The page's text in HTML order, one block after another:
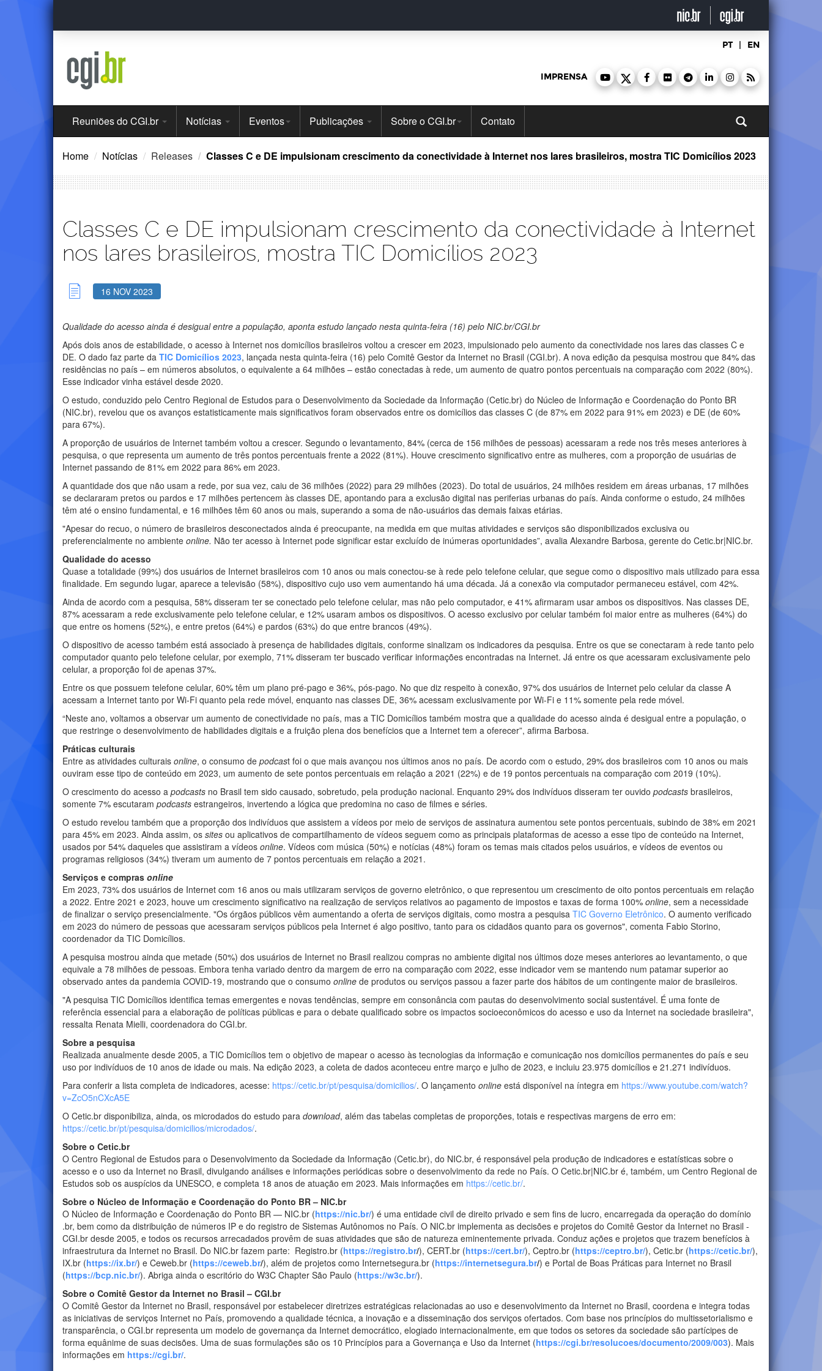
Ir
o
PT | EN
IMPRENSA
Menu
Principal
Reuniões do CGI.br Notícias Eventos Publicações Sobre o CGI.br Contato
Home Notícias Releases Classes C e DE impulsionam crescimento da conectividade à Internet nos lares brasileiros, mostra TIC Domicílios 2023
Classes C e DE impulsionam crescimento da conectividade à Internet
nos lares brasileiros, mostra TIC Domicílios 2023
16 NOV 2023
Qualidade do acesso ainda é desigual entre a população, aponta estudo lançado nesta quinta-feira (16) pelo NIC.br/CGI.br
Após dois anos de estabilidade, o acesso à Internet nos domicílios brasileiros voltou a crescer em 2023, impulsionado pelo aumento da conectividade nos lares das classes C e
DE. O dado faz parte da TIC Domicílios 2023, lançada nesta quinta-feira (16) pelo Comitê Gestor da Internet no Brasil (CGI.br). A nova edição da pesquisa mostrou que 84% das
residências no país – em números absolutos, o equivalente a 64 milhões – estão conectadas à rede, um aumento de quatro pontos percentuais na comparação com 2022 (80%).
Esse indicador vinha estável desde 2020.
O estudo, conduzido pelo Centro Regional de Estudos para o Desenvolvimento da Sociedade da Informação (Cetic.br) do Núcleo de Informação e Coordenação do Ponto BR
(NIC.br), revelou que os avanços estatisticamente mais significativos foram observados entre os domicílios das classes C (de 87% em 2022 para 91% em 2023) e DE (de 60%
para 67%).
A proporção de usuários de Internet também voltou a crescer. Segundo o levantamento, 84% (cerca de 156 milhões de pessoas) acessaram a rede nos três meses anteriores à
pesquisa, o que representa um aumento de três pontos percentuais frente a 2022 (81%). Houve crescimento significativo entre as mulheres, com a proporção de usuárias de
Internet passando de 81% em 2022 para 86% em 2023.
A quantidade dos que não usam a rede, por sua vez, caiu de 36 milhões (2022) para 29 milhões (2023). Do total de usuários, 24 milhões residem em áreas urbanas, 17 milhões
se declararam pretos ou pardos e 17 milhões pertencem às classes DE, apontando para a exclusão digital nas periferias urbanas do país. Ainda conforme o estudo, 24 milhões
têm até o ensino fundamental, e 16 milhões têm 60 anos ou mais, superando a soma de não-usuários das demais faixas etárias.
"Apesar do recuo, o número de brasileiros desconectados ainda é preocupante, na medida em que muitas atividades e serviços são disponibilizados exclusiva ou
preferencialmente no ambiente online. Não ter acesso à Internet pode significar estar excluído de inúmeras oportunidades”, avalia Alexandre Barbosa, gerente do Cetic.br|NIC.br.
Qualidade do acesso
Quase a totalidade (99%) dos usuários de Internet brasileiros com 10 anos ou mais conectou-se à rede pelo telefone celular, que segue como o dispositivo mais utilizado para essa
finalidade. Em segundo lugar, aparece a televisão (58%), dispositivo cujo uso vem aumentando há uma década. Já a conexão via computador permaneceu estável, com 42%.
Ainda de acordo com a pesquisa, 58% disseram ter se conectado pelo telefone celular, mas não pelo computador, e 41% afirmaram usar ambos os dispositivos. Nas classes DE,
87% acessaram a rede exclusivamente pelo telefone celular, e 12% usaram ambos os dispositivos. O acesso exclusivo por celular também foi maior entre as mulheres (64%) do
que entre os homens (52%), e entre pretos (64%) e pardos (63%) do que entre brancos (49%).
O dispositivo de acesso também está associado à presença de habilidades digitais, conforme sinalizam os indicadores da pesquisa. Entre os que se conectaram à rede tanto pelo
computador quanto pelo telefone celular, por exemplo, 71% disseram ter buscado verificar informações encontradas na Internet. Já entre os que acessaram exclusivamente pelo
celular, a proporção foi de apenas 37%.
Entre os que possuem telefone celular, 60% têm um plano pré-pago e 36%, pós-pago. No que diz respeito à conexão, 97% dos usuários de Internet pelo celular da classe A
acessam a Internet tanto por Wi-Fi quanto pela rede móvel, enquanto nas classes DE, 36% acessam exclusivamente por Wi-Fi e 11% somente pela rede móvel.
“Neste ano, voltamos a observar um aumento de conectividade no país, mas a TIC Domicílios também mostra que a qualidade do acesso ainda é desigual entre a população, o
que restringe o desenvolvimento de habilidades digitais e a fruição plena dos benefícios que a Internet tem a oferecer”, afirma Barbosa.
Práticas culturais
Entre as atividades culturais online, o consumo de podcast foi o que mais avançou nos últimos anos no país. De acordo com o estudo, 29% dos brasileiros com 10 anos ou mais
ouviram esse tipo de conteúdo em 2023, um aumento de sete pontos percentuais em relação a 2021 (22%) e de 19 pontos percentuais na comparação com 2019 (10%).
O crescimento do acesso a podcasts no Brasil tem sido causado, sobretudo, pela produção nacional. Enquanto 29% dos indivíduos disseram ter ouvido podcasts brasileiros,
somente 7% escutaram podcasts estrangeiros, invertendo a lógica que predomina no caso de filmes e séries.
O estudo revelou também que a proporção dos indivíduos que assistem a vídeos por meio de serviços de assinatura aumentou sete pontos percentuais, subindo de 38% em 2021
para 45% em 2023. Ainda assim, os sites ou aplicativos de compartilhamento de vídeos seguem como as principais plataformas de acesso a esse tipo de conteúdo na Internet,
usados por 54% daqueles que assistiram a vídeos online. Vídeos com música (50%) e notícias (48%) foram os temas mais citados pelos usuários, e vídeos de eventos ou
programas religiosos (34%) tiveram um aumento de 7 pontos percentuais em relação a 2021.
Serviços e compras online
Em 2023, 73% dos usuários de Internet com 16 anos ou mais utilizaram serviços de governo eletrônico, o que representou um crescimento de oito pontos percentuais em relação
a 2022. Entre 2021 e 2023, houve um crescimento significativo na realização de serviços relativos ao pagamento de impostos e taxas de forma 100% online, sem a necessidade
de finalizar o serviço presencialmente. "Os órgãos públicos vêm aumentando a oferta de serviços digitais, como mostra a pesquisa TIC Governo Eletrônico. O aumento verificado
em 2023 do número de pessoas que acessaram serviços públicos pela Internet é algo positivo, tanto para os cidadãos quanto para os governos", comenta Fabio Storino,
coordenador da TIC Domicílios.
A pesquisa mostrou ainda que metade (50%) dos usuários de Internet no Brasil realizou compras no ambiente digital nos últimos doze meses anteriores ao levantamento, o que
equivale a 78 milhões de pessoas. Embora tenha variado dentro da margem de erro na comparação com 2022, esse indicador vem se mantendo num patamar superior ao
observado antes da pandemia COVID-19, mostrando que o consumo online de produtos ou serviços passou a fazer parte dos hábitos de um contingente maior de brasileiros.
"A pesquisa TIC Domicílios identifica temas emergentes e novas tendências, sempre em consonância com pautas do desenvolvimento social sustentável. É uma fonte de
referência essencial para a elaboração de políticas públicas e para o debate qualificado sobre os impactos socioeconômicos do acesso e uso da Internet na sociedade brasileira",
ressalta Renata Mielli, coordenadora do CGI.br.
Sobre a pesquisa
Realizada anualmente desde 2005, a TIC Domicílios tem o objetivo de mapear o acesso às tecnologias da informação e comunicação nos domicílios permanentes do país e seu
uso por indivíduos de 10 anos de idade ou mais. Na edição 2023, a coleta de dados aconteceu entre março e julho de 2023, e incluiu 23.975 domicílios e 21.271 indivíduos.
Para conferir a lista completa de indicadores, acesse: https://cetic.br/pt/pesquisa/domicilios/. O lançamento online está disponível na íntegra em https://www.youtube.com/watch?
v=ZcO5nCXcA5E
O Cetic.br disponibiliza, ainda, os microdados do estudo para download, além das tabelas completas de proporções, totais e respectivas margens de erro em:
https://cetic.br/pt/pesquisa/domicilios/microdados/.
Sobre o Cetic.br
O Centro Regional de Estudos para o Desenvolvimento da Sociedade da Informação (Cetic.br), do NIC.br, é responsável pela produção de indicadores e estatísticas sobre o
acesso e o uso da Internet no Brasil, divulgando análises e informações periódicas sobre o desenvolvimento da rede no País. O Cetic.br|NIC.br é, também, um Centro Regional de
Estudos sob os auspícios da UNESCO, e completa 18 anos de atuação em 2023. Mais informações em https://cetic.br/.
Sobre o Núcleo de Informação e Coordenação do Ponto BR – NIC.br
O Núcleo de Informação e Coordenação do Ponto BR — NIC.br (https://nic.br/) é uma entidade civil de direito privado e sem fins de lucro, encarregada da operação do domínio
.br, bem como da distribuição de números IP e do registro de Sistemas Autônomos no País. O NIC.br implementa as decisões e projetos do Comitê Gestor da Internet no Brasil -
CGI.br desde 2005, e todos os recursos arrecadados provêm de suas atividades que são de natureza eminentemente privada. Conduz ações e projetos que trazem benefícios à
infraestrutura da Internet no Brasil. Do NIC.br fazem parte: Registro.br (https://registro.br/), CERT.br (https://cert.br/), Ceptro.br (https://ceptro.br/), Cetic.br (https://cetic.br/),
IX.br (https://ix.br/) e Ceweb.br (https://ceweb.br/), além de projetos como Internetsegura.br (https://internetsegura.br/) e Portal de Boas Práticas para Internet no Brasil
(https://bcp.nic.br/). Abriga ainda o escritório do W3C Chapter São Paulo (https://w3c.br/).
Sobre o Comitê Gestor da Internet no Brasil – CGI.br
O Comitê Gestor da Internet no Brasil, responsável por estabelecer diretrizes estratégicas relacionadas ao uso e desenvolvimento da Internet no Brasil, coordena e integra todas
as iniciativas de serviços Internet no País, promovendo a qualidade técnica, a inovação e a disseminação dos serviços ofertados. Com base nos princípios do multissetorialismo e
transparência, o CGI.br representa um modelo de governança da Internet democrático, elogiado internacionalmente, em que todos os setores da sociedade são partícipes de
forma equânime de suas decisões. Uma de suas formulações são os 10 Princípios para a Governança e Uso da Internet (https://cgi.br/resolucoes/documento/2009/003). Mais
informações em https://cgi.br/.